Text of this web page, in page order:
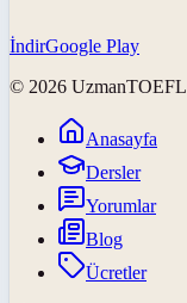
İndirGoogle Play
© 2026 UzmanTOEFL
Anasayfa
Dersler
Yorumlar
Blog
Ücretler